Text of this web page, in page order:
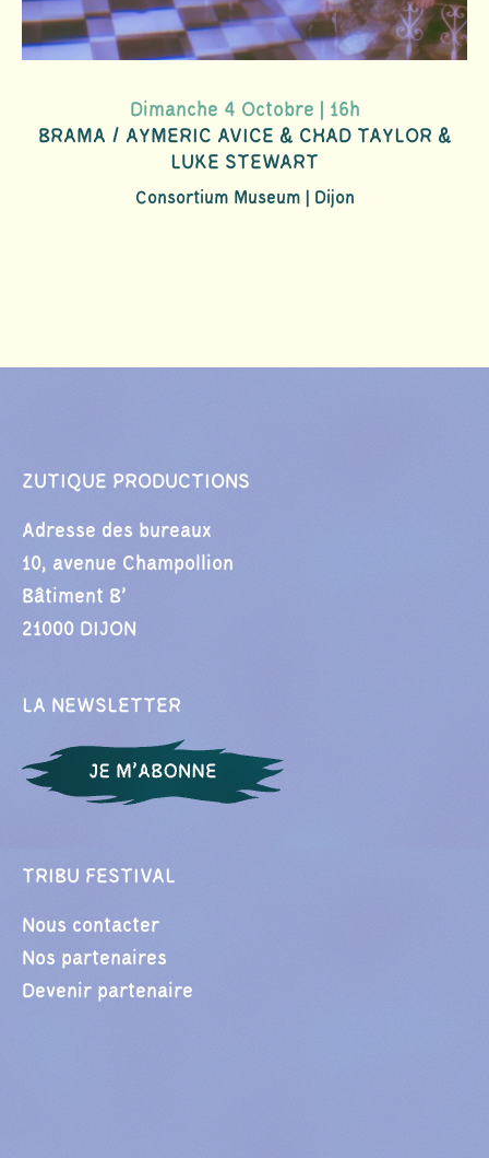
Dimanche 4 Octobre | 16h
BRAMA / AYMERIC AVICE & CHAD TAYLOR &
LUKE STEWART
Consortium Museum | Dijon
ZUTIQUE PRODUCTIONS
Adresse des bureaux
10, avenue Champollion
Bâtiment B’
21000 DIJON
LA NEWSLETTER
TRIBU FESTIVAL
Nous contacter
Nos partenaires
Devenir partenaire